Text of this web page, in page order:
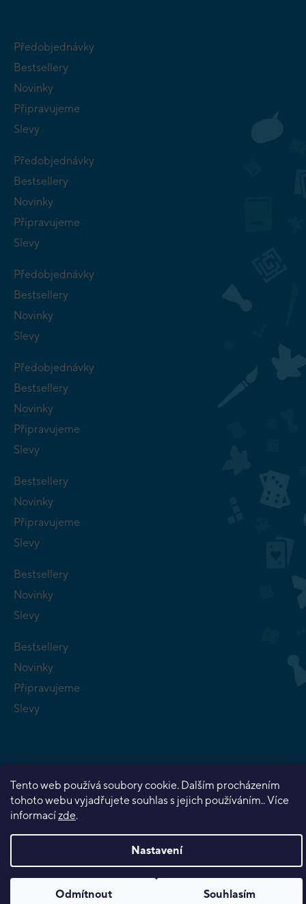
Tento web používá soubory cookie. Dalším procházením
tohoto webu vyjadřujete souhlas s jejich používáním.. Více
informacízde.
Nastavení
Odmítnout Souhlasím
Předobjednávky
Bestsellery
Novinky
Připravujeme
Slevy
Předobjednávky
Bestsellery
Novinky
Připravujeme
Slevy
Předobjednávky
Bestsellery
Novinky
Slevy
Předobjednávky
Bestsellery
Novinky
Připravujeme
Slevy
Bestsellery
Novinky
Připravujeme
Slevy
Bestsellery
Novinky
Slevy
Bestsellery
Novinky
Připravujeme
Slevy
Vytvořil Shoptet Premium
Copyright 2026 Planeta her. Všechna práva vyhrazena.